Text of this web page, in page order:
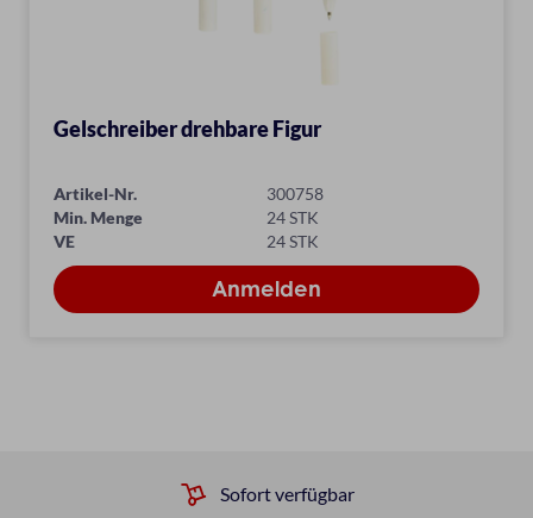
Gelschreiber drehbare Figur
Artikel-Nr.
300758
Min. Menge
24 STK
VE
24 STK
Sofort verfügbar